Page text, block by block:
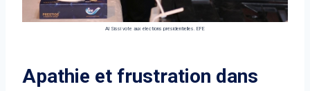
Al Sissi vote aux élections présidentielles. EFE
Apathie et frustration dans